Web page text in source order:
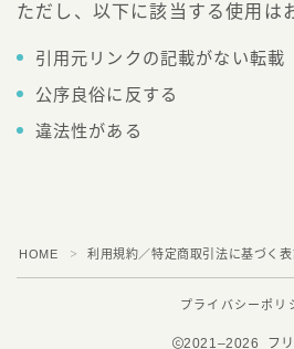
ただし、以下に該当する使用は
引用元リンクの記載がない転載
公序良俗に反する
違法性がある
HOME ＞ 利用規約／特定商取引法に基づく
プライバシーポリ
2021–2026 フ